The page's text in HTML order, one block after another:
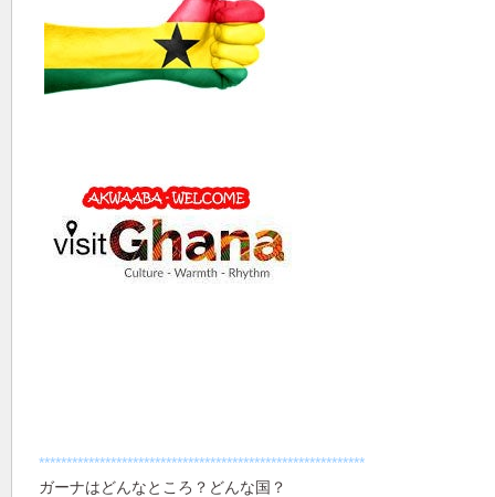
***********************************************************
ガーナはどんなところ？どんな国？